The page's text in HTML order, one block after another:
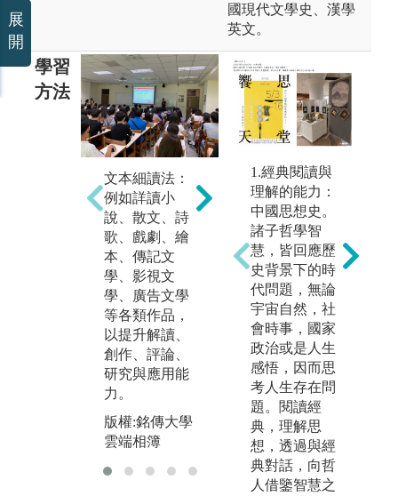
國現代文學史、漢學
英文。
學習
方法
文本細讀法：
例如詳讀小
說、散文、詩
歌、戲劇、繪
本、傳記文
學、影視文
學、廣告文學
等各類作品，
以提升解讀、
創作、評論、
研究與應用能
力。
版權:銘傳大學
雲端相簿
口語表達法：
透過多次各類
課程的口頭報
告演練，以增
進口語表達、
教學與傳播能
力。
版權:銘傳大學
雲端相簿
1.經典閱讀與
理解的能力：
中國思想史。
諸子哲學智
慧，皆回應歷
史背景下的時
代問題，無論
宇宙自然，社
會時事，國家
政治或是人生
感悟，因而思
考人生存在問
題。閱讀經
典，理解思
想，透過與經
典對話，向哲
人借鑒智慧之
展
開